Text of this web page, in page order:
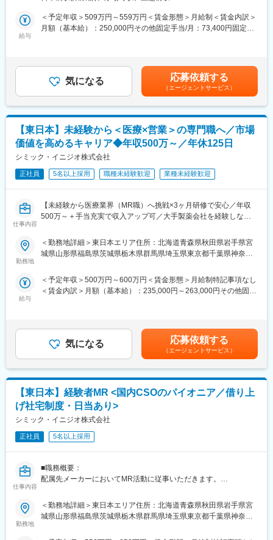
★入社同期がいるため、一緒に頑張れる環境です！専門性の高い
営業職が目指せます。
にくく、安定した売上を誇っています。
・当社は、東証プライム上場以来、10期連続で増収中のクオール
グループに属しており、主力事業を担っています。
＜社会貢献度の高さ＞
自身の売上・営業活動が患者さんのQOLの向上や病気から救うこ
とに繋がるため、やりがいをもって営業できます。
＜頑張りは適切に評価＞
成果に応じた評価制度が整っており、頑張り次第で大幅な年収UP
も目指せます。
■福利厚生（転勤を伴う場合）：
＜社宅制度（法人契約）＞
・入居時の引越し費用：会社負担（会社指定業者）
・内資系の安定企業で働きたい
という方にはおススメです！
＜2人に1人は未経験入社、75%は異業種からの転職者です＞
品に関する情報提供を行います。
医薬品は「どの成分に、どのような効果があって、誰に使うと良
いのか」などの情報が付加されて、初めて効果的に使うことがで
きます。医師への適切な医薬品情報の提供を通じて、患者さんの
治療、地域医療課題に貢献することができます。
■安心の研修体制：
・入社から3か月間：座学研修（導入教育）のみ
└医薬品や医療業界、営業方法についての知識を身につけます。
・導入教育終了後は、Web講義、e-Learning、集合研修を組み合
わせて行う、MR認定試験に100％を担保する対策講座がありま
・現場配属後も月1回以上の面談を設けており、成果を出すための
フォロー体制を整えております。
営業職が目指せます。
にくく、安定した売上を誇っています。
・当社は、東証プライム上場以来、10期連続で増収中のクオール
グループに属しており、主力事業を担っています。
＜社会貢献度の高さ＞
自身の売上・営業活動が患者さんのQOLの向上や病気から救うこ
とに繋がるため、やりがいをもって営業できます。
＜頑張りは適切に評価＞
成果に応じた評価制度が整っており、頑張り次第で大幅な年収UP
も目指せます。
■福利厚生（転勤を伴う場合）：
＜社宅制度（法人契約）＞
・入居時の引越し費用：会社負担（会社指定業者）
の範囲：会社の定める事業所
給与
＜予定年収＞509万円～559万円＜賃金形態＞月給制＜賃金内訳＞
月額（基本給）：250,000円その他固定手当/月：73,400円固定残
どを考慮し、規定により決定します。※年収の他に別途日当（月額
3～4万円）・諸手当有昇給：年1回★頑張りに応じて年収UP★赴
任先の評価次第で大幅に年収をUPできます。（年2回業績給改
定）賃金はあくまでも目安の金額であり、選考を通じて上下する
可能性があります。月給(月額)は固定手当を含めた表記です。
気になる 応募依頼する
（エージェントサービス）
【東日本】未経験から＜医療×営業＞の専門職へ／市場
価値を高めるキャリア◆年収500万～／年休125日
シミック・イニジオ株式会社
正社員 5名以上採用 職種未経験歓迎 業種未経験歓迎
仕事内容
【未経験から医療業界（MR職）へ挑戦×3ヶ月研修で安心／年収
500万～＋手当充実で収入アップ可／大手製薬会社を経験しなが
＜入社月について＞
入社月が決まっているため同期も多く安心してスタート可能
具体的には、「どんな病気に効くか（効果）／安全性（副作用や
注意点）／品質に問題はないか」をわかりやすく伝えます
また、現場で使われた際の声を聞き取り製薬会社へ届け、より良
い薬づくりにも貢献します
自分が関わった薬が患者様の治療につながり、感謝されるやりが
いのある仕事です
＼＼求人のポイント／／
◎未経験から医療業界へ｜大手製薬会社のプロジェクトで働ける
◎3ヶ月研修＋OJTでゼロから育成｜専門性の高いキャリア形成
員など）が活躍中
▽約3ヶ月の研修（医療知識・業務理解）
▽現場配属（4ヶ月目～）※マネージャーなど周囲のサポートを受
勤務地
＜勤務地詳細＞東日本エリア住所：北海道青森県秋田県岩手県宮
城県山形県福島県茨城県栃木県群馬県埼玉県東京都千葉県神奈川
全面禁煙変更の範囲：会社の定める事業所
給与
＜予定年収＞500万円～600万円＜賃金形態＞月給制特記事項なし
＜賃金内訳＞月額（基本給）：235,000円～263,000円その他固定
を全額支給 ■賞与年2回（昨年度実績4.2ヶ月）、報酬改定年1回■
全国勤務が可能な方は、50万円の一時金を支給(3ヶ月の試用期間
後の翌月給与で支給)賃金はあくまでも目安の金額であり、選考を
通じて上下する可能性があります。月給(月額)は固定手当を含めた
表記です。
気になる 応募依頼する
（エージェントサービス）
【東日本】経験者MR <国内CSOのパイオニア／借り上
げ社宅制度・日当あり>
シミック・イニジオ株式会社
正社員 5名以上採用
仕事内容
■職務概要：
配属先メーカーにおいてMR活動に従事いただきます。
■新薬プロジェクト95％超／常時60以上のプロジェクトが稼働
プロジェクトの数やバリエーションはキャリア形成に直結するた
勤務地
＜勤務地詳細＞東日本エリア住所：北海道青森県秋田県岩手県宮
城県山形県福島県茨城県栃木県群馬県埼玉県東京都千葉県神奈川
全面禁煙